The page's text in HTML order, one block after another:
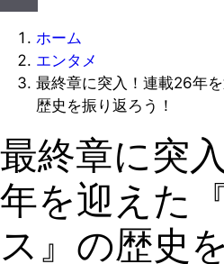
ホーム
エンタメ
最終章に突入！連載26年
歴史を振り返ろう！
最終章に突
年を迎えた
ス』の歴史